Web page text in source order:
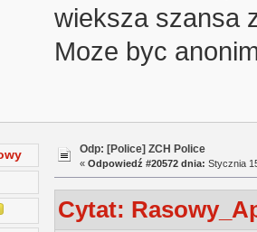
wieksza szansa
Moze byc
Odp: [Police] ZCH Police
« Odpowiedź #20572 dnia: Stycznia
Cytat: